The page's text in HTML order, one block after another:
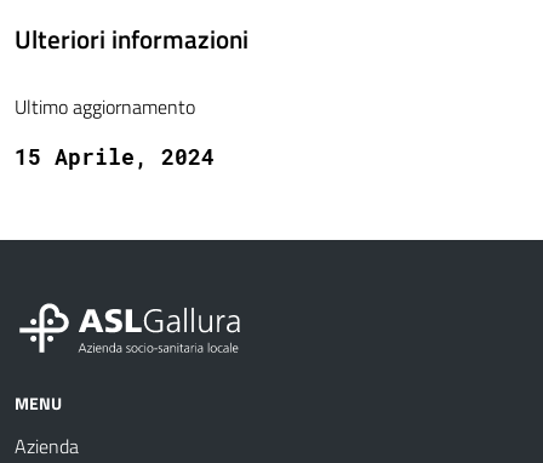
Ulteriori informazioni
Ultimo aggiornamento
15 Aprile, 2024
MENU
Azienda